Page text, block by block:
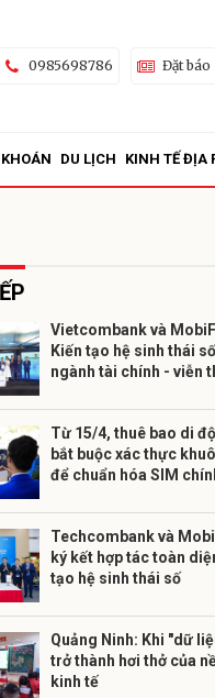
0985698786 Đặt báo
DU LỊCH KINH TẾ ĐỊA
Vietcombank và
Kiến tạo hệ sinh thái
ngành tài chính - viễn
Từ 15/4, thuê bao di
bắt buộc xác thực
để chuẩn hóa SIM
Techcombank và
ký kết hợp tác toàn
tạo hệ sinh thái số
Quảng Ninh: Khi "dữ
trở thành hơi thở của
kinh tế